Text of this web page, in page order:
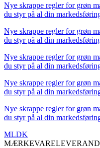
Nye skrappe regler for grøn
du styr på al din
Nye skrappe regler for grøn
du styr på al din
Nye skrappe regler for grøn
du styr på al din
Nye skrappe regler for grøn
du styr på al din
Nye skrappe regler for grøn
du styr på al din
MLDK